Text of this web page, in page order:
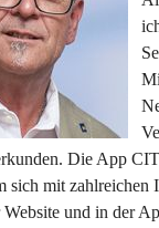
Die App
sich mit zahlreichen
und in der